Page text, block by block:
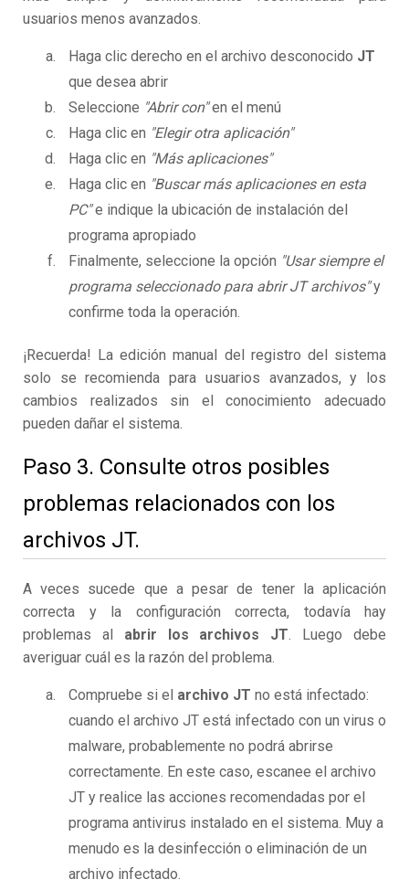
usuarios menos avanzados.
Haga clic derecho en el archivo desconocido JT
que desea abrir
Seleccione "Abrir con"en el menú
Haga clic en "Elegir otra aplicación"
Haga clic en "Más aplicaciones"
Haga clic en "Buscar más aplicaciones en esta
PC"e indique la ubicación de instalación del
programa apropiado
Finalmente, seleccione la opción "Usar siempre el
programa seleccionado para abrir JT archivos"y
confirme toda la operación.
¡Recuerda! La edición manual del registro del sistema
solo se recomienda para usuarios avanzados, y los
cambios realizados sin el conocimiento adecuado
pueden dañar el sistema.
Paso 3. Consulte otros posibles
problemas relacionados con los
archivos JT.
A veces sucede que a pesar de tener la aplicación
correcta y la configuración correcta, todavía hay
problemas al abrir los archivos JT. Luego debe
averiguar cuál es la razón del problema.
Compruebe si el archivo JT no está infectado:
cuando el archivo JT está infectado con un virus o
malware, probablemente no podrá abrirse
correctamente. En este caso, escanee el archivo
JT y realice las acciones recomendadas por el
programa antivirus instalado en el sistema. Muy a
menudo es la desinfección o eliminación de un
archivo infectado.